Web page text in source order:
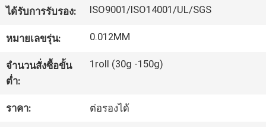
ได้รับการรับรอง: ISO9001/ISO14001/UL/SGS
หมายเลขรุ่น: 0.012MM
จำนวนสั่งซื้อขั้น
ต่ำ:
1roll (30g -150g)
ราคา: ต่อรองได้